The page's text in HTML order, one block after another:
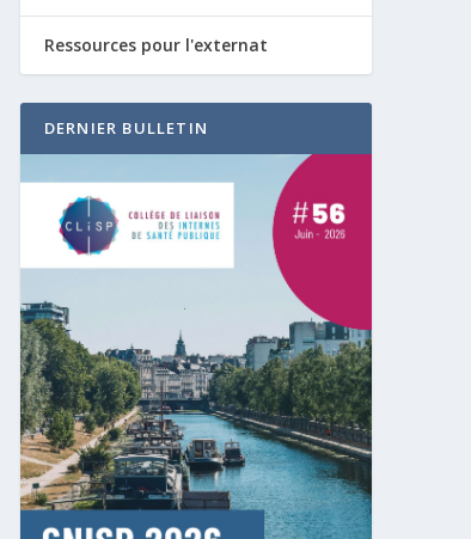
Ressources pour l'externat
DERNIER BULLETIN